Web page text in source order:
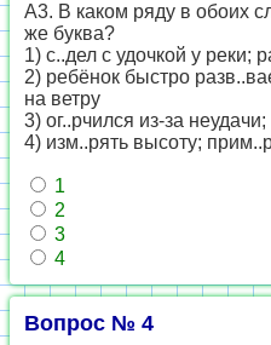
А3. В каком ряду в обоих
же буква?
1) с..дел с удочкой у реки;
2) ребёнок быстро
на ветру
3) ог..рчился из-за
4) изм..рять высоту;
1
2
3
4
Вопрос № 4